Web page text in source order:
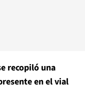
recopiló una
en el vial